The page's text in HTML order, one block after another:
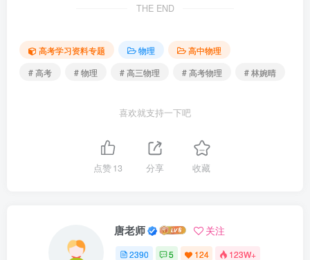
THE END
高考学习资料专题 物理
高中物理
# 高考
# 物理 # 高三物理 # 高考物理 # 林婉晴
喜欢就支持一下吧
点赞13 分享 收藏
唐老师 关注
2390 5 124 123W+